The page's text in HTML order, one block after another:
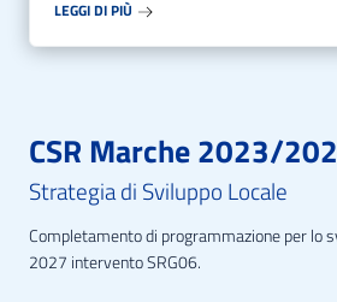
LEGGI DI PIÙ
CSR Marche 2023/
Strategia di Sviluppo Locale
Completamento di programmazione per lo
2027 intervento SRG06.